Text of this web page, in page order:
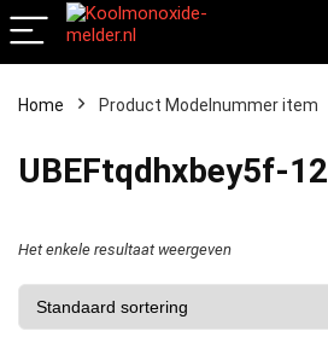
Home Product Modelnummer item
‎UBEFtqdhxbey5f-12
Het enkele resultaat weergeven